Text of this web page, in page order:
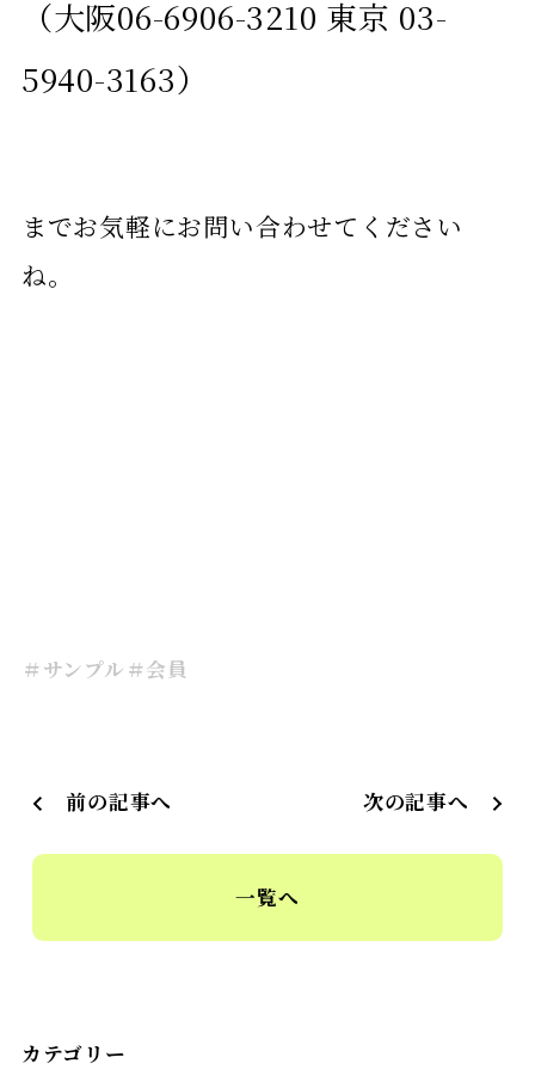
（大阪06-6906-3210 東京 03-
5940-3163）
までお気軽にお問い合わせてください
ね。
＃サンプル ＃会員
前の記事へ 次の記事へ
一覧へ
カテゴリー